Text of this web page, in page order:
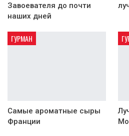
Завоевателя до почти
наших дней
ГУРМАН
Самые ароматные сыры
Франции